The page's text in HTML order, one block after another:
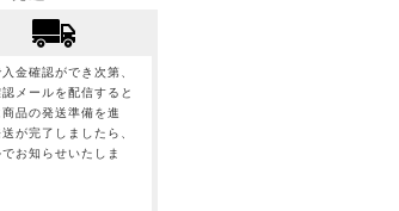
金確認ができ次第、
認メールを配信すると
商品の発送準備を進
が完了しましたら、
でお知らせいたしま